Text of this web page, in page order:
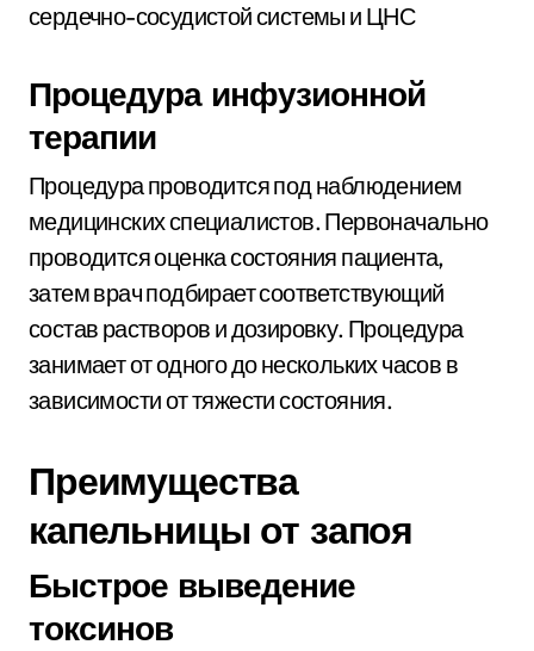
сердечно-сосудистой системы и ЦНС
Процедура инфузионной
терапии
Процедура проводится под наблюдением
медицинских специалистов. Первоначально
проводится оценка состояния пациента,
затем врач подбирает соответствующий
состав растворов и дозировку. Процедура
занимает от одного до нескольких часов в
зависимости от тяжести состояния.
Преимущества
капельницы от запоя
Быстрое выведение
токсинов